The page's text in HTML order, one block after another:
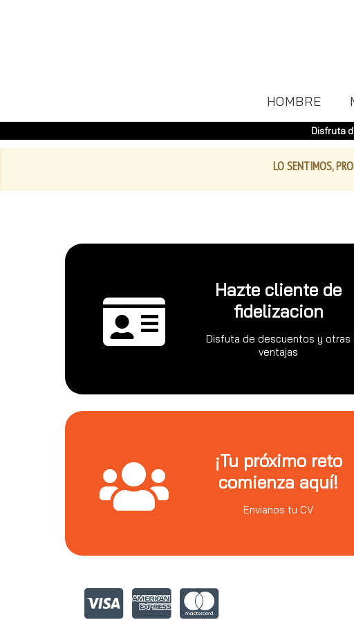
HOMBRE
Disfruta
LO SENTIMOS,
Hazte cliente de
fidelizacion
Disfuta de descuentos y otras
ventajas
¡Tu próximo reto
comienza aquí!
Envianos tu CV